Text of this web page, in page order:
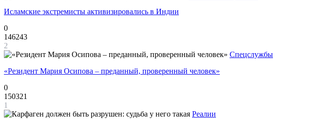
Исламские экстремисты активизировались в Индии
0
146243
2
Спецслужбы
«Резидент Мария Осипова – преданный, проверенный человек»
0
150321
1
Реалии